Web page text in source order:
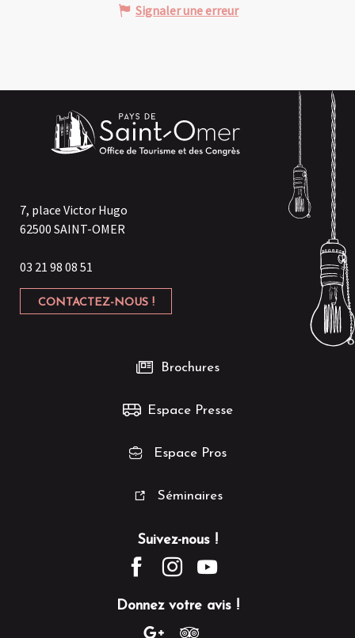
Signaler une erreur
7, place Victor Hugo
62500 SAINT-OMER
03 21 98 08 51
CONTACTEZ-NOUS !
Suivez-nous !
Donnez votre avis !
Brochures
Espace Presse
Espace Pros
Séminaires